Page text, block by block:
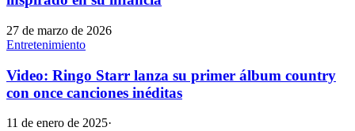
27 de marzo de 2026
Entretenimiento
Video: Ringo Starr lanza su primer álbum country
con once canciones inéditas
11 de enero de 2025·